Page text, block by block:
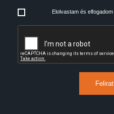
Elolvastam és elfogadom